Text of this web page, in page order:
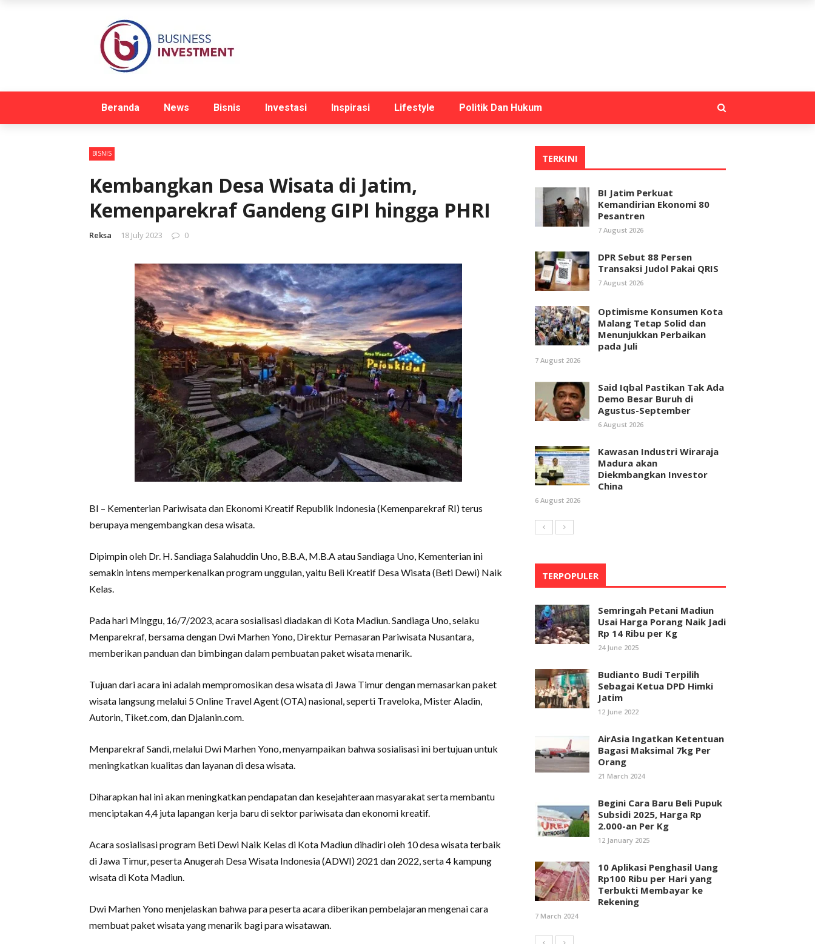
Beranda News Bisnis Investasi Inspirasi Lifestyle Politik Dan Hukum
BISNIS
Kembangkan Desa Wisata di Jatim,
Kemenparekraf Gandeng GIPI hingga PHRI
Reksa 18 July 2023 0
BI – Kementerian Pariwisata dan Ekonomi Kreatif Republik Indonesia (Kemenparekraf RI) terus
berupaya mengembangkan desa wisata.
Dipimpin oleh Dr. H. Sandiaga Salahuddin Uno, B.B.A, M.B.A atau Sandiaga Uno, Kementerian ini
semakin intens memperkenalkan program unggulan, yaitu Beli Kreatif Desa Wisata (Beti Dewi) Naik
Kelas.
Pada hari Minggu, 16/7/2023, acara sosialisasi diadakan di Kota Madiun. Sandiaga Uno, selaku
Menparekraf, bersama dengan Dwi Marhen Yono, Direktur Pemasaran Pariwisata Nusantara,
memberikan panduan dan bimbingan dalam pembuatan paket wisata menarik.
Tujuan dari acara ini adalah mempromosikan desa wisata di Jawa Timur dengan memasarkan paket
wisata langsung melalui 5 Online Travel Agent (OTA) nasional, seperti Traveloka, Mister Aladin,
Autorin, Tiket.com, dan Djalanin.com.
Menparekraf Sandi, melalui Dwi Marhen Yono, menyampaikan bahwa sosialisasi ini bertujuan untuk
meningkatkan kualitas dan layanan di desa wisata.
Diharapkan hal ini akan meningkatkan pendapatan dan kesejahteraan masyarakat serta membantu
menciptakan 4,4 juta lapangan kerja baru di sektor pariwisata dan ekonomi kreatif.
Acara sosialisasi program Beti Dewi Naik Kelas di Kota Madiun dihadiri oleh 10 desa wisata terbaik
di Jawa Timur, peserta Anugerah Desa Wisata Indonesia (ADWI) 2021 dan 2022, serta 4 kampung
wisata di Kota Madiun.
Dwi Marhen Yono menjelaskan bahwa para peserta acara diberikan pembelajaran mengenai cara
membuat paket wisata yang menarik bagi para wisatawan.
TERKINI
BI Jatim Perkuat
Kemandirian Ekonomi 80
Pesantren
7 August 2026
DPR Sebut 88 Persen
Transaksi Judol Pakai QRIS
7 August 2026
Optimisme Konsumen Kota
Malang Tetap Solid dan
Menunjukkan Perbaikan
pada Juli
7 August 2026
Said Iqbal Pastikan Tak Ada
Demo Besar Buruh di
Agustus-September
6 August 2026
Kawasan Industri Wiraraja
Madura akan
Diekmbangkan Investor
China
6 August 2026
TERPOPULER
Semringah Petani Madiun
Usai Harga Porang Naik Jadi
Rp 14 Ribu per Kg
24 June 2025
Budianto Budi Terpilih
Sebagai Ketua DPD Himki
Jatim
12 June 2022
AirAsia Ingatkan Ketentuan
Bagasi Maksimal 7kg Per
Orang
21 March 2024
Begini Cara Baru Beli Pupuk
Subsidi 2025, Harga Rp
2.000-an Per Kg
12 January 2025
10 Aplikasi Penghasil Uang
Rp100 Ribu per Hari yang
Terbukti Membayar ke
Rekening
7 March 2024